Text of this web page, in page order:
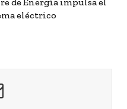
de Energía impulsa el
eléctrico